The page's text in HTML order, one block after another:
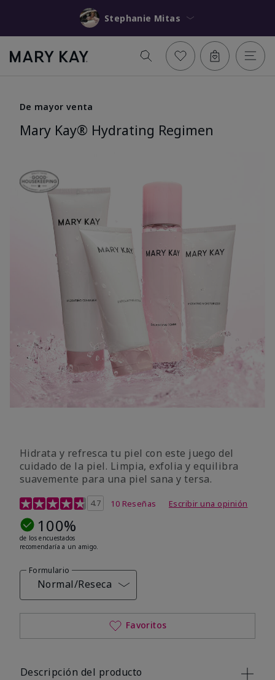
Stephanie Mitas
De mayor venta
Mary Kay® Hydrating Regimen
Hidrata y refresca tu piel con este juego del
cuidado de la piel. Limpia, exfolia y equilibra
suavemente para una piel sana y tersa.
Calificación de clientes de 5 de 5
4.7 10 Reseñas Escribir una opinión
100%
de los encuestados
recomendaría a un amigo.
Formulario
Normal/Reseca
Favoritos
Descripción del producto